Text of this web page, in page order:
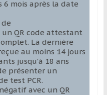
6 mois après la date
QR code attestant
La dernière
au moins 14 jours
jusqu’à 18 ans
présenter un
test PCR.
avec un QR